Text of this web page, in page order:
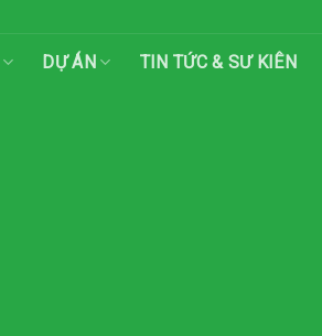
DỰ ÁN TIN TỨC & SƯ KIÊN